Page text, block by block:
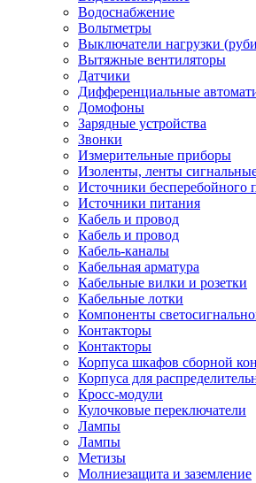
Водоснабжение
Вольтметры
Выключатели нагрузки
Вытяжные вентиляторы
Датчики
Дифференциальные
Домофоны
Зарядные устройства
Звонки
Измерительные приборы
Изоленты, ленты
Источники бесперебойного
Источники питания
Кабель и провод
Кабель и провод
Кабель-каналы
Кабельная арматура
Кабельные вилки и розетки
Кабельные лотки
Компоненты
Контакторы
Контакторы
Корпуса шкафов сборной
Корпуса для
Кросс-модули
Кулочковые переключатели
Лампы
Лампы
Метизы
Молниезащита и заземление